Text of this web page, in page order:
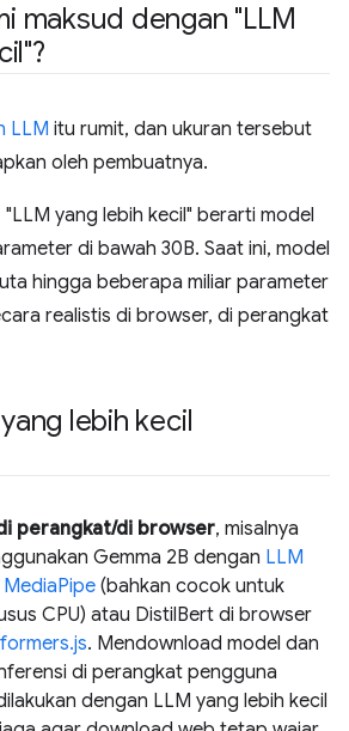
maksud dengan "LLM
LLM itu rumit, dan ukuran tersebut
oleh pembuatnya.
"LLM yang lebih kecil" berarti model
di bawah 30B. Saat ini, model
hingga beberapa miliar parameter
realistis di browser, di perangkat
lebih kecil
perangkat/di browser, misalnya
Gemma 2B dengan LLM
(bahkan cocok untuk
CPU) atau DistilBert di browser
. Mendownload model dan
di perangkat pengguna
dengan LLM yang lebih kecil